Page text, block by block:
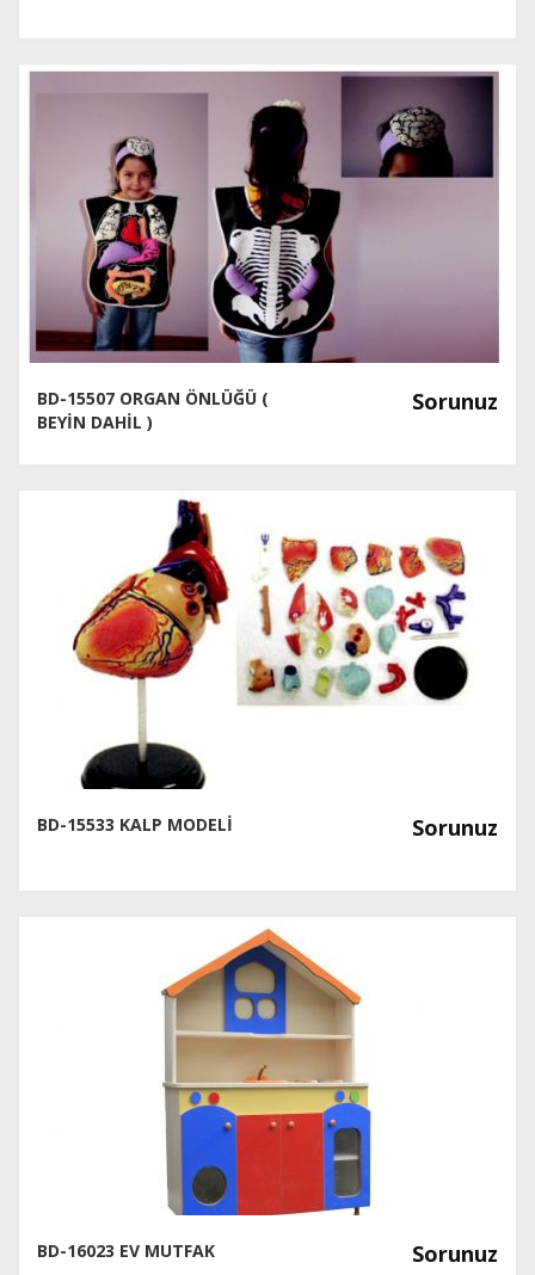
BD-15507 ORGAN ÖNLÜĞÜ (
BEYİN DAHİL )
Sorunuz
BD-15533 KALP MODELİ Sorunuz
BD-16023 EV MUTFAK Sorunuz